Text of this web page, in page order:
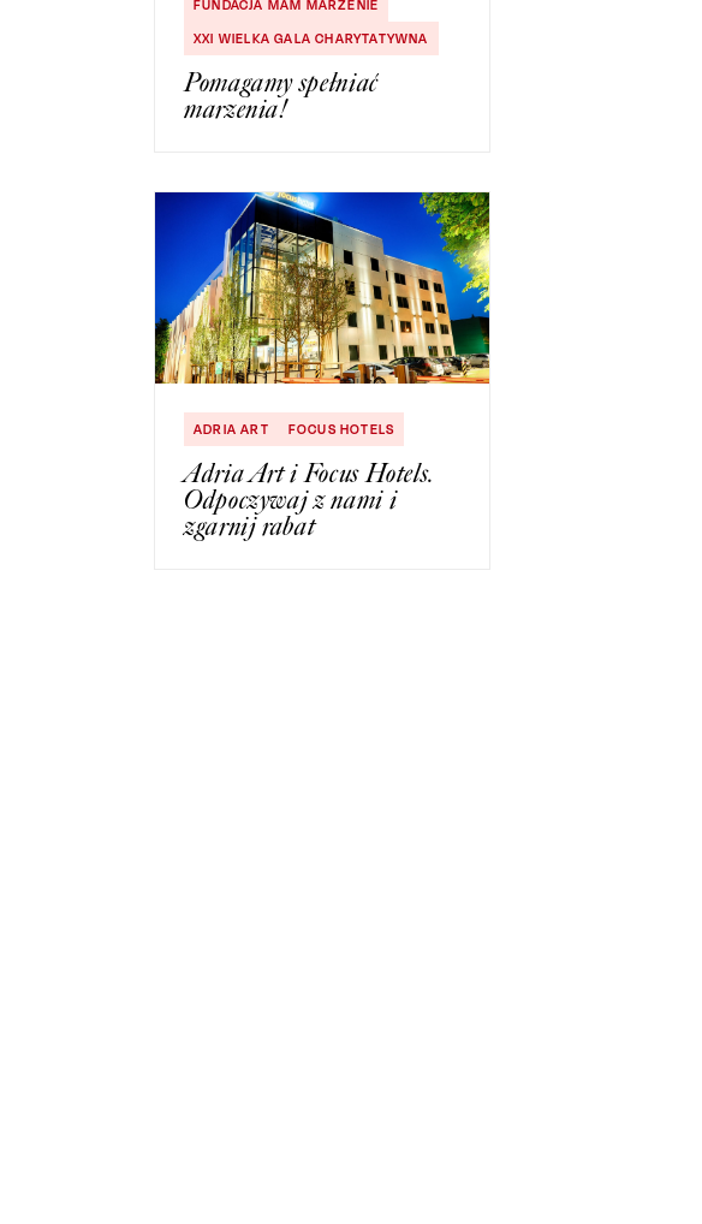
FUNDACJA MAM MARZENIE
XXI WIELKA GALA CHARYTATYWNA
Pomagamy spełniać
marzenia!
ADRIA ART FOCUS HOTELS
Adria Art i Focus Hotels.
Odpoczywaj z nami i
zgarnij rabat